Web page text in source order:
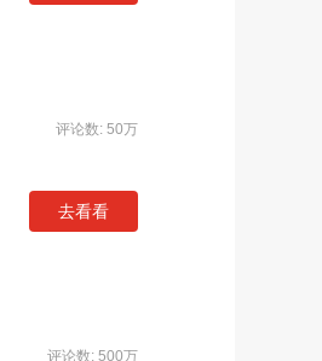
评论数: 50万
去看看
评论数: 500万